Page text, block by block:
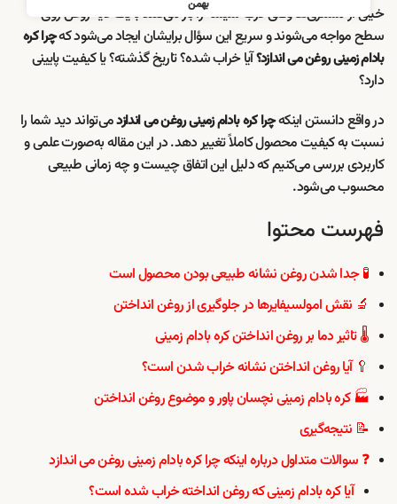
بهمن
خیلی از مشتری‌ها وقتی درب شیشه را باز می‌کنند با یک لایه روغن روی
سطح مواجه می‌شوند و سریع این سؤال برایشان ایجاد می‌شود کهچرا کره
بادام زمینی روغن می اندازد؟آیا خراب شده؟ تاریخ گذشته؟ یا کیفیت پایینی
دارد؟
در واقع دانستن اینکهچرا کره بادام زمینی روغن می اندازدمی‌تواند دید شما را
نسبت به کیفیت محصول کاملاً تغییر دهد. در این مقاله به‌صورت علمی و
کاربردی بررسی می‌کنیم که دلیل این اتفاق چیست و چه زمانی طبیعی
محسوب می‌شود.
فهرست محتوا
🧪 جدا شدن روغن نشانه طبیعی بودن محصول است
🔬 نقش امولسیفایرها در جلوگیری از روغن انداختن
🌡 تاثیر دما بر روغن انداختن کره بادام زمینی
🥄 آیا روغن انداختن نشانه خراب شدن است؟
🏭 کره بادام زمینی نچسان پاور و موضوع روغن انداختن
📝 نتیجه‌گیری
❓ سوالات متداول درباره اینکه چرا کره بادام زمینی روغن می اندازد
آیا کره بادام زمینی که روغن انداخته خراب شده است؟